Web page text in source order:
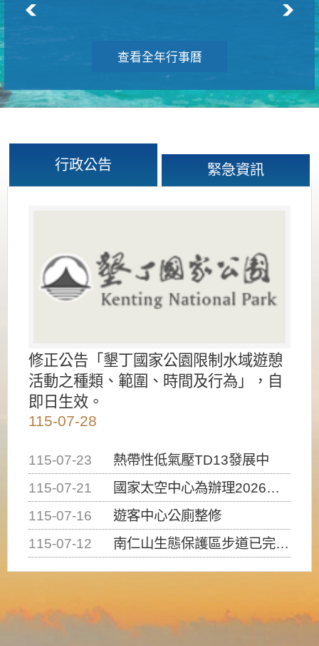
查看全年行事曆
行政公告 緊急資訊
修正公告「墾丁國家公園限制水域遊憩
活動之種類、範圍、時間及行為」，自
即日生效。
115-07-28
115-07-23
熱帶性低氣壓TD13發展中
115-07-21
國家太空中心為辦理2026台灣盃火箭競賽，陸、海、空域警戒及協調相關事宜，因颱風備案事宜
115-07-16
遊客中心公廁整修
115-07-12
南仁山生態保護區步道已完成修復，自115年7月13日（星期一）起恢復開放入園，歡迎民眾依規定申請入園....